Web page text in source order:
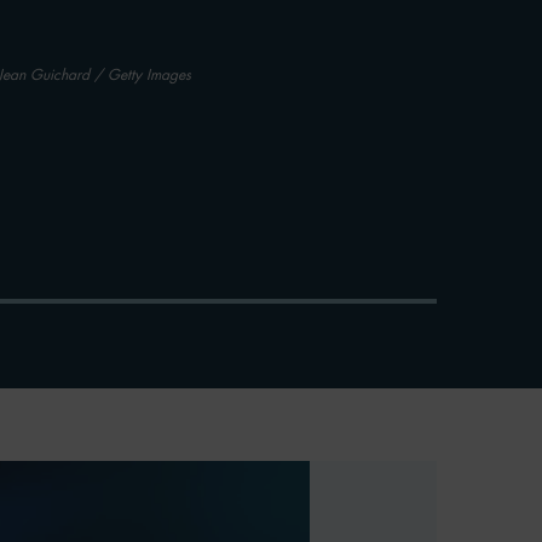
Guichard / Getty Images